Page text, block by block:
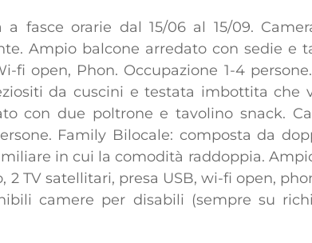
fasce orarie dal 15/06 al 15/09.
Ampio balcone arredato con sedie e
fi open, Phon. Occupazione 1-4
da cuscini e testata imbottita che
con due poltrone e tavolino snack.
Family Bilocale: composta da
in cui la comodità raddoppia.
TV satellitari, presa USB, wi-fi open,
camere per disabili (sempre su